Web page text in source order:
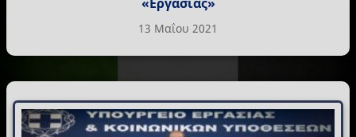
13 Μαΐου 2021